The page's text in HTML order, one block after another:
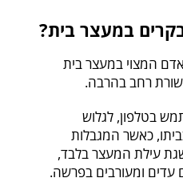
במעצר בית?
המצוי במעצר בית
רחב בהרבה.
בטלפון, לגלוש
כאשר המגבלות
עילת המעצר בלבד,
עדים ומעורבים בפרשה.